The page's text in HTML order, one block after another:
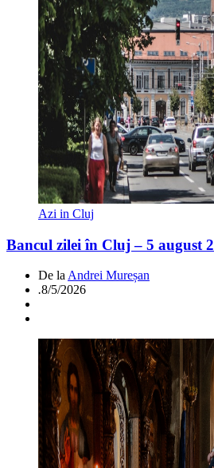
Azi in Cluj
Bancul zilei în Cluj – 5 august
De la Andrei Mureșan
.8/5/2026